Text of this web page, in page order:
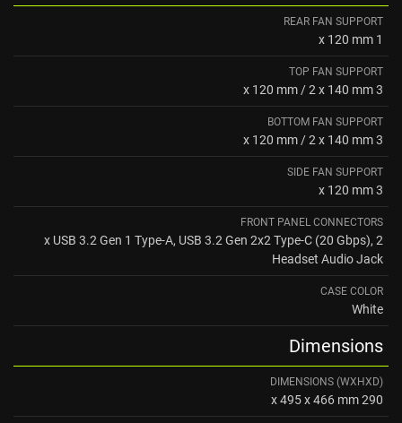
REAR FAN SUPPORT
1 x 120 mm
TOP FAN SUPPORT
3 x 120 mm / 2 x 140 mm
BOTTOM FAN SUPPORT
3 x 120 mm / 2 x 140 mm
SIDE FAN SUPPORT
3 x 120 mm
FRONT PANEL CONNECTORS
2 x USB 3.2 Gen 1 Type-A, USB 3.2 Gen 2x2 Type-C (20 Gbps),
Headset Audio Jack
CASE COLOR
White
Dimensions
DIMENSIONS (WXHXD)
290 x 495 x 466 mm